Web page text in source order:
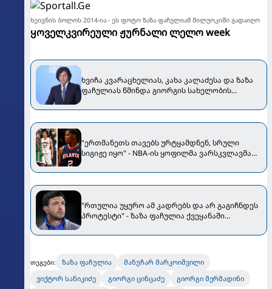
ხეივნის ბოლოს 2014-ია - ეს ფოტო ზაზა ფაჩულიამ მილუოკიში გადაიღო
ყოველკვირეული ჟურნალი ლელო week
ხვიჩა კვარაცხელიას, კახა კალაძესა და ზაზა
ფაჩულიას წმინდა გიორგის სახელობის
"ერთმანეთს თავებს ურტყამდნენ, სრული
სიგიჟე იყო" - NBA-ის ყოფილმა ვარსკვლავმა
გაიხსენა [VIDEO]
"რთულია უყურო ამ კადრებს და არ გაგიჩნდეს
პროტესტი" - ზაზა ფაჩულია ქვეყანაში
თეგები: ზაზა ფაჩულია
მანუჩარ მარკოიშვილი
ვიქტორ სანიკიძე
გიორგი ცინცაძე
გიორგი შერმადინი